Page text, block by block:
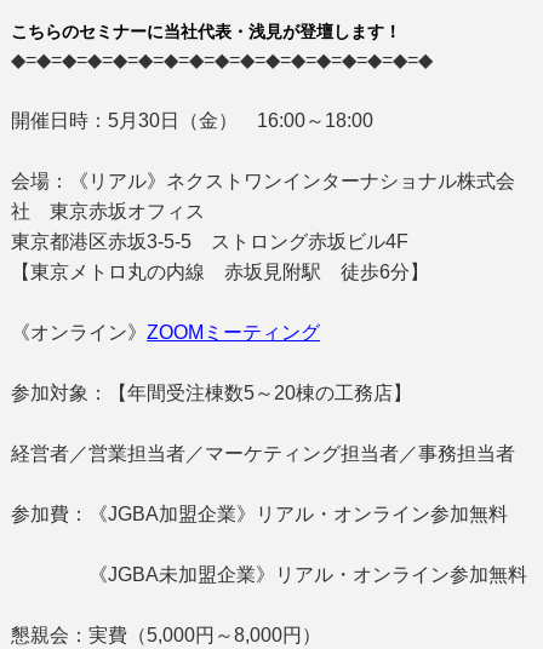
こちらのセミナーに当社代表・浅見が登壇します！
◆=◆=◆=◆=◆=◆=◆=◆=◆=◆=◆=◆=◆=◆=◆=◆=◆
開催日時：5月30日（金） 16:00～18:00
会場：《リアル》ネクストワンインターナショナル株式会
社 東京赤坂オフィス
東京都港区赤坂3-5-5 ストロング赤坂ビル4F
【東京メトロ丸の内線 赤坂見附駅 徒歩6分】
《オンライン》 ZOOMミーティング
参加対象：【年間受注棟数5～20棟の工務店】
経営者／営業担当者／マーケティング担当者／事務担当者
参加費：《JGBA加盟企業》リアル・オンライン参加無料
《JGBA未加盟企業》リアル・オンライン参加無料
懇親会：実費（5,000円～8,000円）